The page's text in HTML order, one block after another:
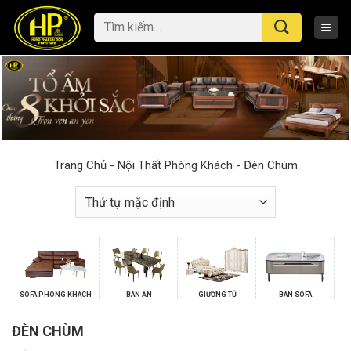
content
Tìm
kiếm:
Trang Chủ- Nội Thất Phòng Khách - Đèn Chùm
SOFA PHÒNG KHÁCH BÀN ĂN GIƯỜNG TỦ BÀN SOFA
ĐÈN CHÙM